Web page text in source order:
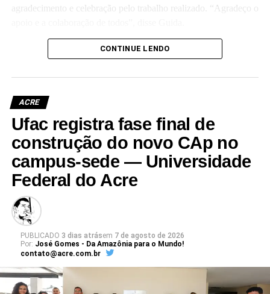
agradecimento e celebração pelo trabalho realizado. “Agradeço o
(Camila Barbosa, estagiária Ascom/Ufac)
Leia Mais: UFAC
CONTINUE LENDO
ACRE
Ufac registra fase final de
construção do novo CAp no
campus-sede — Universidade
Federal do Acre
PUBLICADO 3 dias atrásem 7 de agosto de 2026
Por: José Gomes - Da Amazônia para o Mundo!
contato@acre.com.br